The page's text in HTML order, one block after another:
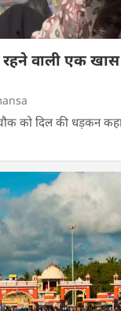
वाली एक खास
को दिल की धड़कन